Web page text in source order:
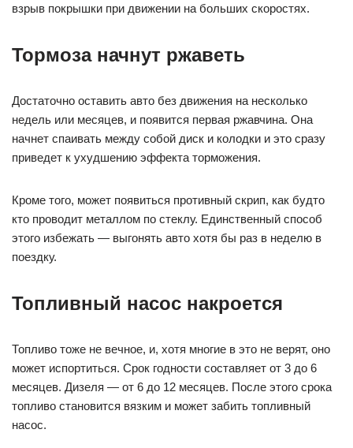
взрыв покрышки при движении на больших скоростях.
Тормоза начнут ржаветь
Достаточно оставить авто без движения на несколько
недель или месяцев, и появится первая ржавчина. Она
начнет спаивать между собой диск и колодки и это сразу
приведет к ухудшению эффекта торможения.
Кроме того, может появиться противный скрип, как будто
кто проводит металлом по стеклу. Единственный способ
этого избежать — выгонять авто хотя бы раз в неделю в
поездку.
Топливный насос накроется
Топливо тоже не вечное, и, хотя многие в это не верят, оно
может испортиться. Срок годности составляет от 3 до 6
месяцев. Дизеля — от 6 до 12 месяцев. После этого срока
топливо становится вязким и может забить топливный
насос.